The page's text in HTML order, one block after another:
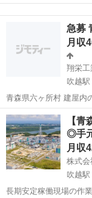
場 2月末か3月頭入場予定 今年秋頃迄。
急募
月収
翔栄工
吹越駅
青森県六ヶ所村 建屋内の電線管の配管 書
わりは来年秋頃予定 単価 電工 税別23000円 手元 税別21000円 末締め
青森 上北郡 吹
【
◎手
月収
株式会
吹越駅
長期安定稼働現場の作